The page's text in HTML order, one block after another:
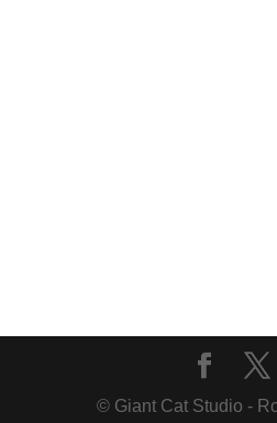
© Giant Cat Studio -